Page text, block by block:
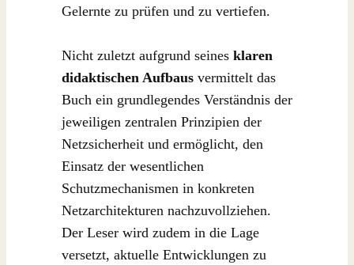
Gelernte zu prüfen und zu vertiefen.
Nicht zuletzt aufgrund seines klaren
didaktischen Aufbaus vermittelt das
Buch ein grundlegendes Verständnis der
jeweiligen zentralen Prinzipien der
Netzsicherheit und ermöglicht, den
Einsatz der wesentlichen
Schutzmechanismen in konkreten
Netzarchitekturen nachzuvollziehen.
Der Leser wird zudem in die Lage
versetzt, aktuelle Entwicklungen zu